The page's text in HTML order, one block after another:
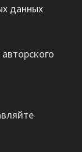
данных